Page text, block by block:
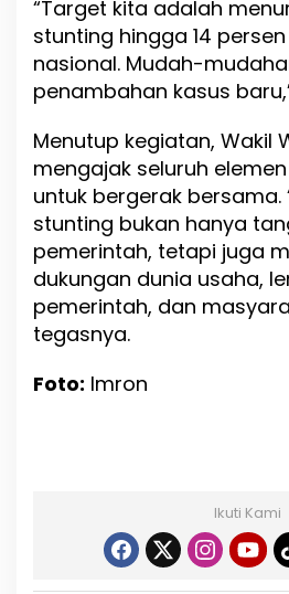
“Target kita adalah
stunting hingga 14
nasional. Mudah-
penambahan kasus
Menutup kegiatan, Wakil
mengajak seluruh
untuk bergerak bersama.
stunting bukan hanya
pemerintah, tetapi juga
dukungan dunia usaha,
pemerintah, dan
tegasnya.
Foto: Imron
Ikuti Kami